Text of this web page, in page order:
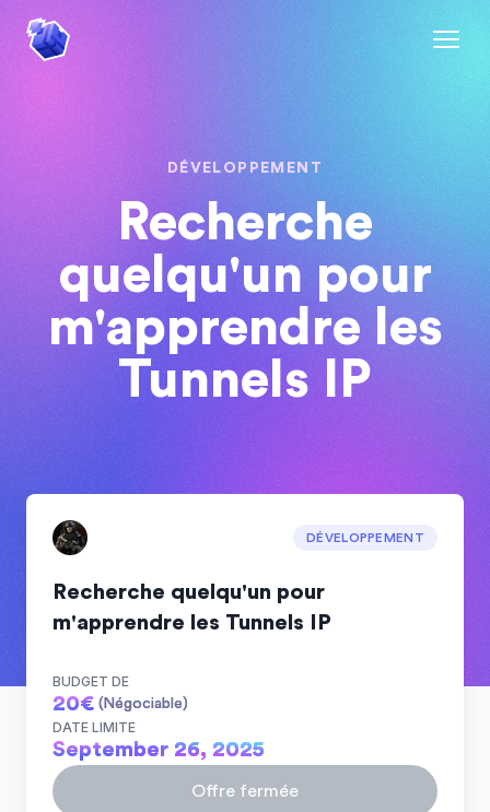
DÉVELOPPEMENT
Recherche
quelqu'un pour
m'apprendre les
Tunnels IP
DÉVELOPPEMENT
Recherche quelqu'un pour
m'apprendre les Tunnels IP
BUDGET DE
20€ (Négociable)
DATE LIMITE
September 26, 2025
Offre fermée